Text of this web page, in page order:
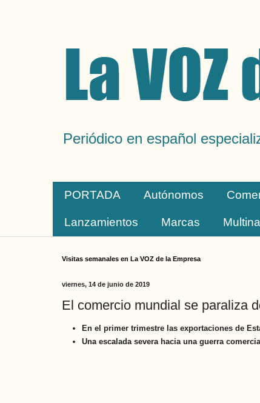
Periódico en español
PORTADA Autónomos
Lanzamientos Marcas
Visitas semanales en La VOZ de la Empresa
viernes, 14 de junio de 2019
El comercio mundial se paraliza
En el primer trimestre las exportaciones de
Una escalada severa hacia una guerra